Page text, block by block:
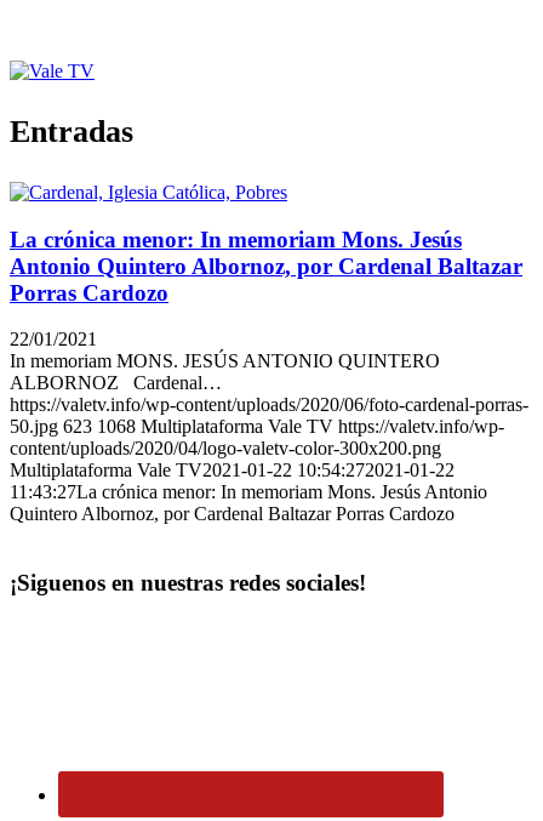
Entradas
La crónica menor: In memoriam Mons. Jesús
Antonio Quintero Albornoz, por Cardenal Baltazar
Porras Cardozo
22/01/2021
In memoriam MONS. JESÚS ANTONIO QUINTERO
ALBORNOZ Cardenal…
https://valetv.info/wp-content/uploads/2020/06/foto-cardenal-porras-
50.jpg 623 1068 Multiplataforma Vale TV https://valetv.info/wp-
content/uploads/2020/04/logo-valetv-color-300x200.png
Multiplataforma Vale TV2021-01-22 10:54:272021-01-22
11:43:27La crónica menor: In memoriam Mons. Jesús Antonio
Quintero Albornoz, por Cardenal Baltazar Porras Cardozo
¡Siguenos en nuestras redes sociales!